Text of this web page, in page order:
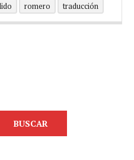
romero traducción